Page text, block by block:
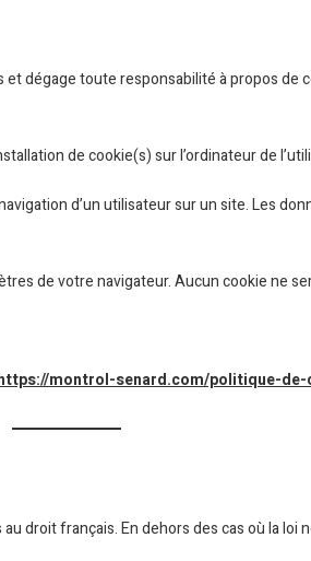
dégage toute responsabilité à propos de
de cookie(s) sur l’ordinateur de
d’un utilisateur sur un site. Les
de votre navigateur. Aucun cookie ne
montrol-senard.com/politique-
droit français. En dehors des cas où la